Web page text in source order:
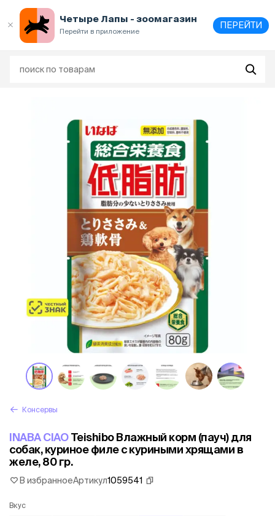
Четыре Лапы - зоомагазин
Перейти в приложение
ПЕРЕЙТИ
Консервы
INABA CIAOTeishibo Влажный корм (пауч) для
собак, куриное филе с куриными хрящами в
желе, 80 гр.
В избранноеАртикул1059541
Вкус